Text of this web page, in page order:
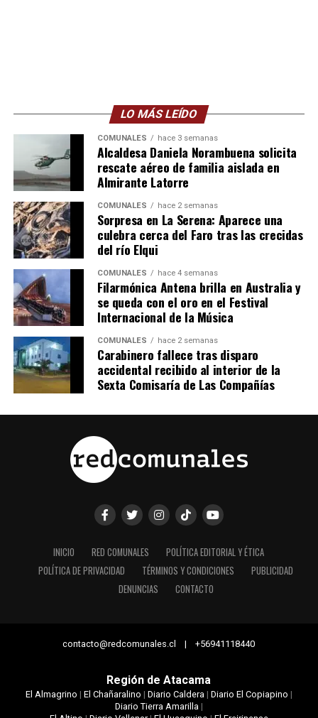
LO MÁS LEÍDO
COMUNALES hace 3 semanas
Alcaldesa Daniela Norambuena solicita
rescate aéreo de familia aislada en
Almirante Latorre
COMUNALES hace 2 semanas
Sorpresa en La Serena: Aparece una
culebra cerca del Faro tras las crecidas
del río Elqui
COMUNALES hace 4 semanas
Filarmónica Antena brilla en Australia y
se queda con el oro en el Festival
Internacional de la Música
COMUNALES hace 2 semanas
Carabinero fallece tras disparo
accidental recibido al interior de la
Sexta Comisaría de Las Compañías
INICIO RED COMUNALES
POLÍTICA EDITORIAL Y ÉTICA
POLÍTICA DE PRIVACIDAD
TÉRMINOS Y CONDICIONES
PUBLICIDAD
DENUNCIAS
CONTACTO
contacto@redcomunales.cl | +56941118440
Región de Atacama
El Almagrino | El Chañaralino | Diario Caldera| Diario El Copiapino |
Diario Tierra Amarilla|